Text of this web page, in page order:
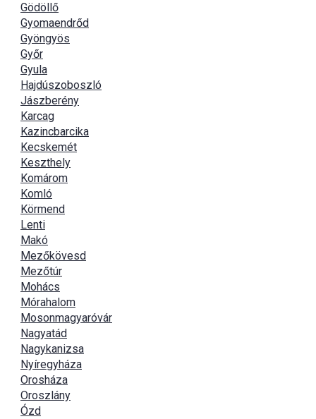
Gödöllő
Gyomaendrőd
Gyöngyös
Győr
Gyula
Hajdúszoboszló
Jászberény
Karcag
Kazincbarcika
Kecskemét
Keszthely
Komárom
Komló
Körmend
Lenti
Makó
Mezőkövesd
Mezőtúr
Mohács
Mórahalom
Mosonmagyaróvár
Nagyatád
Nagykanizsa
Nyíregyháza
Orosháza
Oroszlány
Ózd